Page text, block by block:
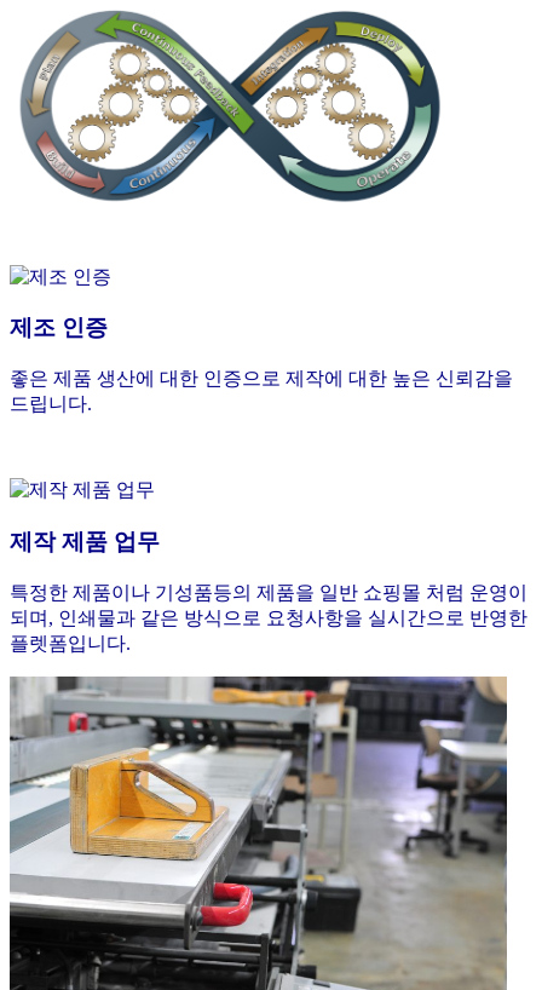
제조 인증
좋은 제품 생산에 대한 인증으로 제작에 대한 높은 신뢰감을
드립니다.
제작 제품 업무
특정한 제품이나 기성품등의 제품을 일반 쇼핑몰 처럼 운영이
되며, 인쇄물과 같은 방식으로 요청사항을 실시간으로 반영한
플렛폼입니다.